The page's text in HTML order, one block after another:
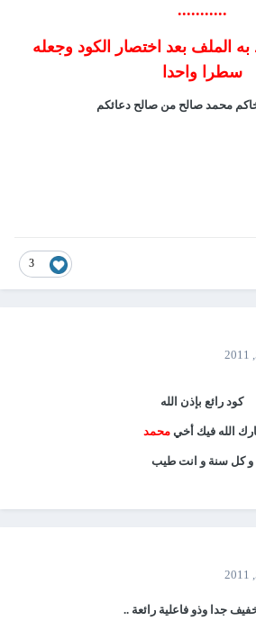
...........
الملف بعد اختصار الكود وجعله
سطرا واحدا
محمد صالح من صالح دعائكم
3
كود رائع بإذن الله
الله فيك أخيمحمد
و كل سنة و انت طيب
جدا وذو فاعلية رائعة ..